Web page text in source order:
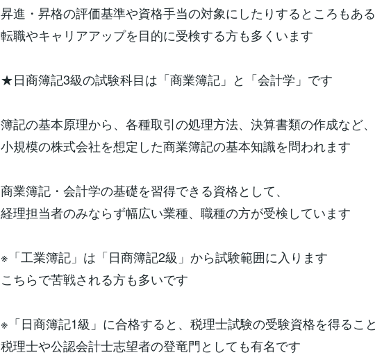
昇進・昇格の評価基準や資格手当の対象にしたりするところもあ
転職やキャリアアップを目的に受検する方も多くいます
★日商簿記3級の試験科目は「商業簿記」と「会計学」です
簿記の基本原理から、各種取引の処理方法、決算書類の作成など、
小規模の株式会社を想定した商業簿記の基本知識を問われます
商業簿記・会計学の基礎を習得できる資格として、
経理担当者のみならず幅広い業種、職種の方が受検しています
※「工業簿記」は「日商簿記2級」から試験範囲に入ります
こちらで苦戦される方も多いです
※「日商簿記1級」に合格すると、税理士試験の受験資格を得るこ
税理士や公認会計士志望者の登竜門としても有名です